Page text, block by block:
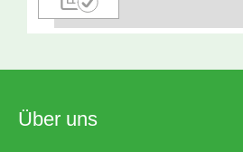
Über uns